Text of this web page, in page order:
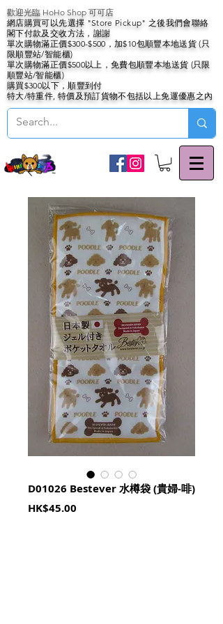
歡迎光臨 HoHo Shop 可可店
網店購買可以先選擇 "Store Pickup" 之後我們會聯絡
閣下付款及交收方法，謝謝
單次購物滿正價$300-$500，加$10包順豐本地送貨 (只
限順豐站/智能櫃)
單次購物滿正價$500以上，免費包順豐本地送貨 (只限
順豐站/智能櫃)
購買$300以下，順豐到付
特大/特重件, 特價及預訂貨物不包括以上免運優惠之內
D01026 Bestever 水樽袋 (貴婦-啡)
HK$45.00